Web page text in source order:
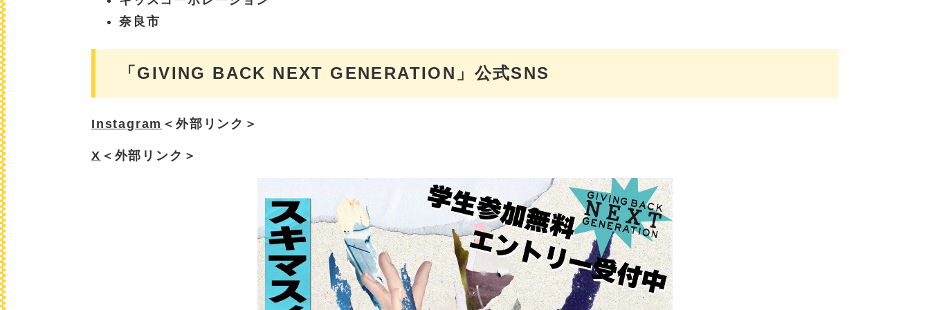
奈良市
「GIVING BACK NEXT GENERATION」公式SNS
Instagram ＜外部リンク＞
X ＜外部リンク＞